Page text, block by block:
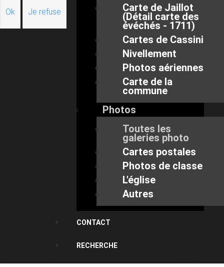
Carte de Jaillot
(Détail carte des
évéchés - 1711)
Cartes de Cassini
Nivellement
Photos aériennes
Carte de la
commune
Photos
Toutes les
galeries photo
Cartes postales
Photos de classe
L'église
Autres
CONTACT
RECHERCHE
Ok Je refuse